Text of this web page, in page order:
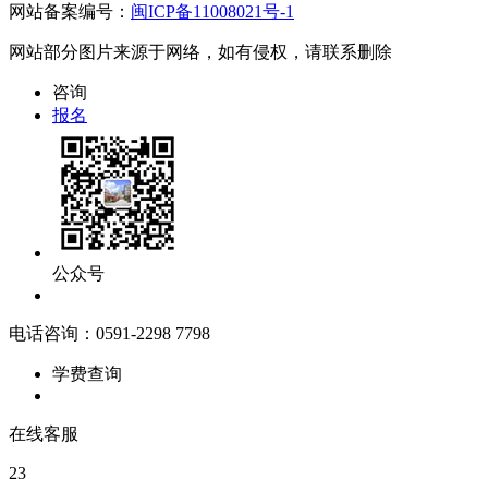
网站备案编号： 闽ICP备11008021号-1
网站部分图片来源于网络，如有侵权，请联系删除
咨询
报名
公众号
电话咨询：0591-2298 7798
学费查询
在线客服
23